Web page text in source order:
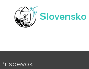
Príspevok